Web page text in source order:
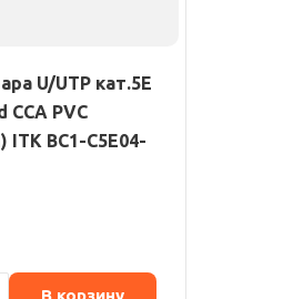
U/UTP кат.5E
CCA PVC
ITK BC1-C5E04-
В корзину